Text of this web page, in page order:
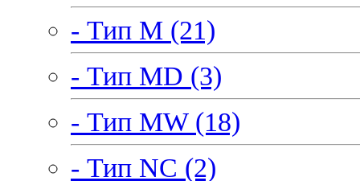
- Тип M (21)
- Тип MD (3)
- Тип MW (18)
- Тип NC (2)